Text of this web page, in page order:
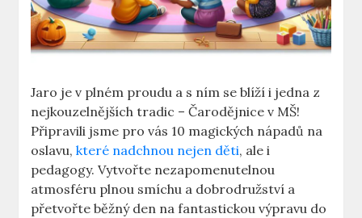
Jaro je v plném proudu a s ním​ se blíží i jedna z
nejkouzelnějších tradic – Čarodějnice v MŠ!
Připravili​ jsme pro vás 10⁢ magických nápadů na
oslavu,které nadchnou nejen děti, ale i
pedagogy. ‍Vytvořte nezapomenutelnou
atmosféru plnou smíchu a dobrodružství a
přetvořte běžný den na​ fantastickou výpravu do